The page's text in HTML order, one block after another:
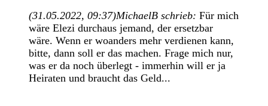
(31.05.2022, 09:37)MichaelB schrieb: Für mich
wäre Elezi durchaus jemand, der ersetzbar
wäre. Wenn er woanders mehr verdienen kann,
bitte, dann soll er das machen. Frage mich nur,
was er da noch überlegt - immerhin will er ja
Heiraten und braucht das Geld...